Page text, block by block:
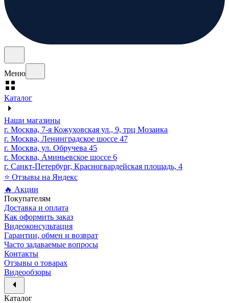
Меню
Каталог
Наши магазины
г. Москва, 7-я Кожуховская ул., 9, трц Мозаика
г. Москва, Ленинградское шоссе 47
г. Москва, ул. Обручева 45
г. Москва, Аминьевское шоссе 6
г. Санкт-Петербург, Красногвардейская площадь, 4
⭐ Отзывы на Яндекс
🔥 Акции
Покупателям
Доставка и оплата
Как оформить заказ
Видеоконсультация
Гарантии, обмен и возврат
Часто задаваемые вопросы
Контакты
Отзывы о товарах
Видеообзоры
Каталог